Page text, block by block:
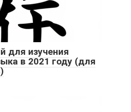
для изучения
в 2021 году (для